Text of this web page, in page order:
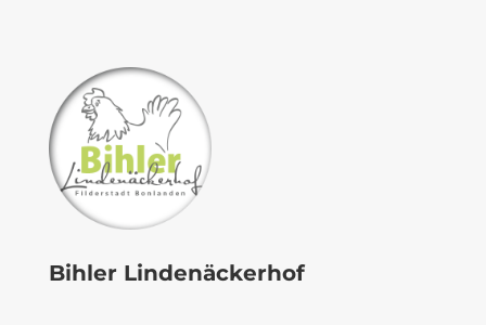
Bihler Lindenäckerhof